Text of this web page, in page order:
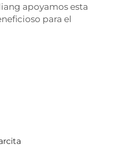
apoyamos esta
para el